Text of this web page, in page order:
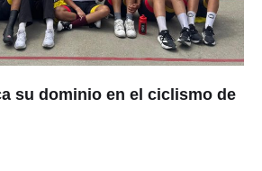
su dominio en el ciclismo de